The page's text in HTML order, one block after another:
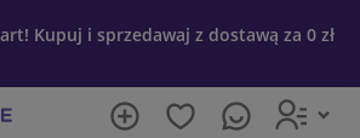
Kupuj i sprzedawaj z dostawą za 0 zł